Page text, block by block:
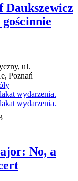
Daukszewicz
ul.
Poznań
No, a